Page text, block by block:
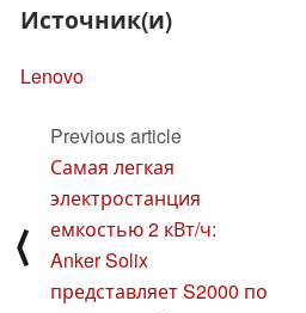
Источник(и)
Lenovo
⟨
Previous article
Самая легкая
электростанция
емкостью 2 кВт/ч:
Anker Solix
представляет S2000 по